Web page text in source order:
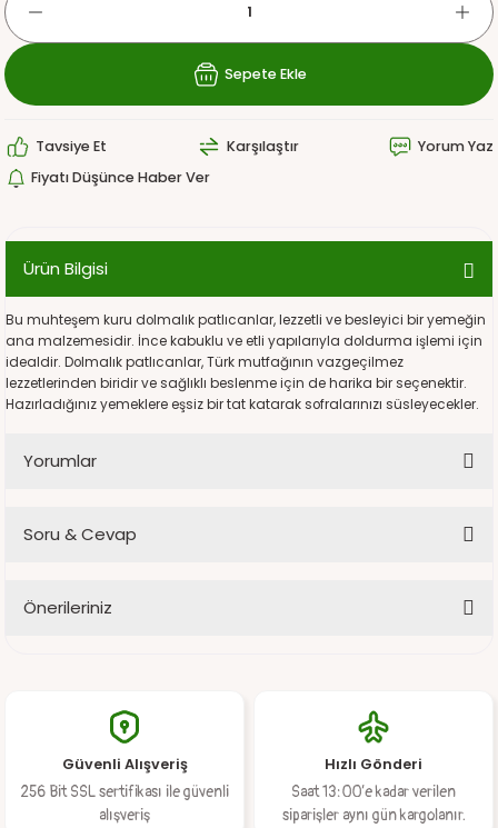
Sepete Ekle
Tavsiye Et Karşılaştır
Yorum Yaz
Fiyatı Düşünce Haber Ver
Ürün Bilgisi
Bu muhteşem kuru dolmalık patlıcanlar, lezzetli ve besleyici bir yemeğin
ana malzemesidir. İnce kabuklu ve etli yapılarıyla doldurma işlemi için
idealdir. Dolmalık patlıcanlar, Türk mutfağının vazgeçilmez
lezzetlerinden biridir ve sağlıklı beslenme için de harika bir seçenektir.
Hazırladığınız yemeklere eşsiz bir tat katarak sofralarınızı süsleyecekler.
Yorumlar
Soru & Cevap
Önerileriniz
Görüş ve önerileriniz için teşekkür ederiz.
Ürün resmi kalitesiz, bozuk veya görüntülenemiyor.
Ürün açıklamasında eksik bilgiler bulunuyor.
Güvenli Alışveriş
256 Bit SSL sertifikası ile güvenli
alışveriş
Hızlı Gönderi
Saat 13:00’e kadar verilen
siparişler aynı gün kargolanır.